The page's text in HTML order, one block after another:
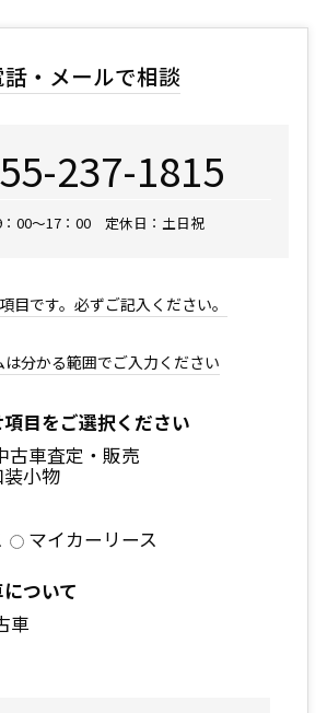
話・メールで相談
237-1815
：00～17：00 定休日：土日祝
目です。必ずご記入ください。
は分かる範囲でご入力ください
目をご選択ください
古車査定・販売
小物
マイカーリース
ついて
車